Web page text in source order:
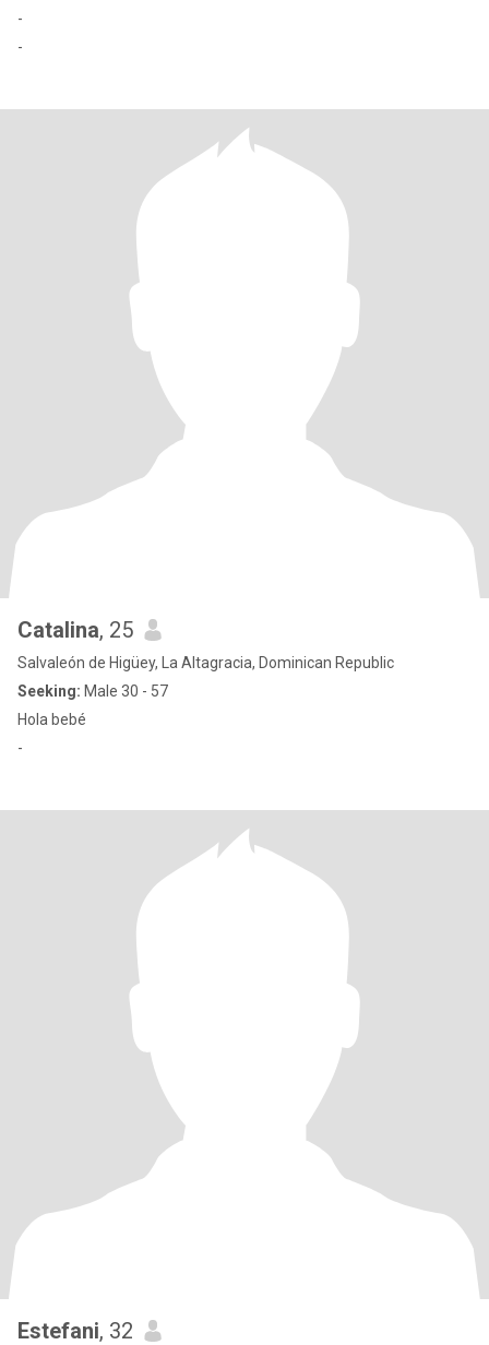
-
-
Catalina, 25
Salvaleón de Higüey, La Altagracia, Dominican Republic
Seeking: Male 30 - 57
Hola bebé
-
Estefani, 32